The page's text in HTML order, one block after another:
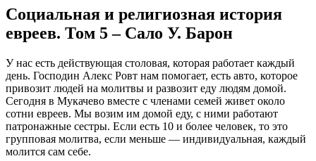
Социальная и религиозная история
евреев. Том 5 – Сало У. Барон
У нас есть действующая столовая, которая работает каждый
день. Господин Алекс Ровт нам помогает, есть авто, которое
привозит людей на молитвы и развозит еду людям домой.
Сегодня в Мукачево вместе с членами семей живет около
сотни евреев. Мы возим им домой еду, с ними работают
патронажные сестры. Если есть 10 и более человек, то это
групповая молитва, если меньше — индивидуальная, каждый
молится сам себе.